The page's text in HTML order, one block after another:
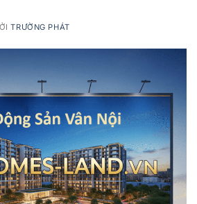
TRƯỜNG PHÁT